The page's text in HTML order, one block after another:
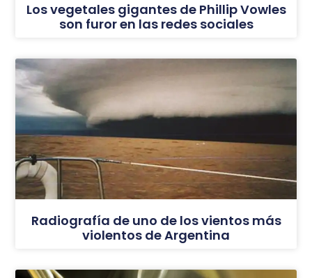
Los vegetales gigantes de Phillip Vowles
son furor en las redes sociales
Radiografía de uno de los vientos más
violentos de Argentina